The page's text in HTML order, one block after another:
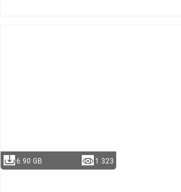
6.90 GB 1 323